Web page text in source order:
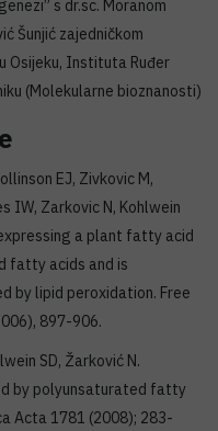
s dr.sc. Moranom
Šunjić zajedničkom
Osijeku, Instituta Ruđer
(Molekularne bioznanosti)
EJ, Zivkovic M,
IW, Zarkovic N, Kohlwein
a plant fatty acid
fatty acids and is
by lipid peroxidation. Free
897-906.
SD, Žarković N.
by polyunsaturated fatty
Acta 1781 (2008); 283-